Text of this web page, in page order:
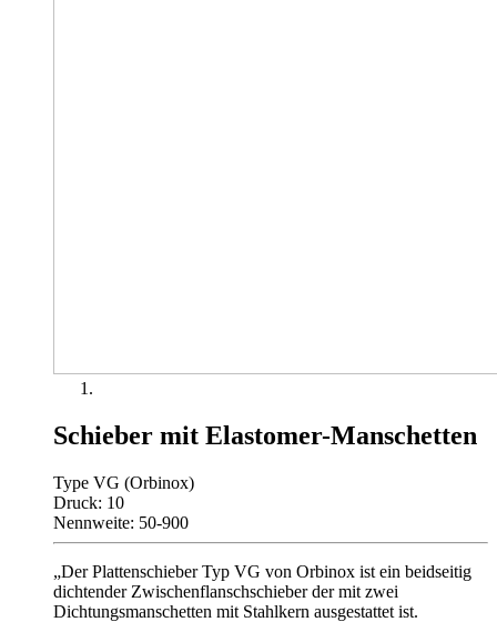
Schieber mit Elastomer-Manschetten
Type VG (Orbinox)
Druck: 10
Nennweite: 50-900
„Der Plattenschieber Typ VG von Orbinox ist ein beidseitig
dichtender Zwischenflanschschieber der mit zwei
Dichtungsmanschetten mit Stahlkern ausgestattet ist.